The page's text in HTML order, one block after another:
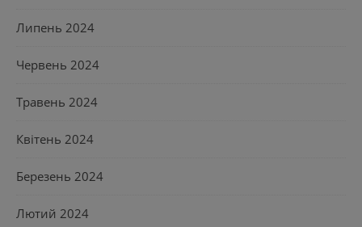
Липень 2024
Червень 2024
Травень 2024
Квітень 2024
Березень 2024
Лютий 2024